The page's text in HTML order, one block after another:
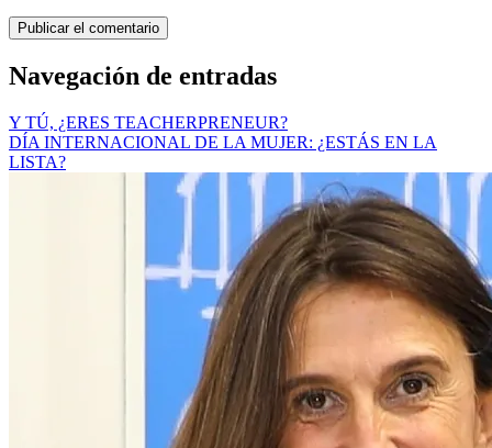
Navegación de entradas
Y TÚ, ¿ERES TEACHERPRENEUR?
DÍA INTERNACIONAL DE LA MUJER: ¿ESTÁS EN LA
LISTA?